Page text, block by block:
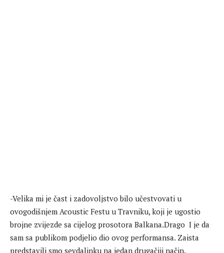
-Velika mi je čast i zadovoljstvo bilo učestvovati u
ovogodišnjem Acoustic Festu u Travniku, koji je ugostio
brojne zvijezde sa cijelog prosotora Balkana.Drago I je da
sam sa publikom podjelio dio ovog performansa. Zaista
predstavili smo sevdalinku na jedan drugačiji način.